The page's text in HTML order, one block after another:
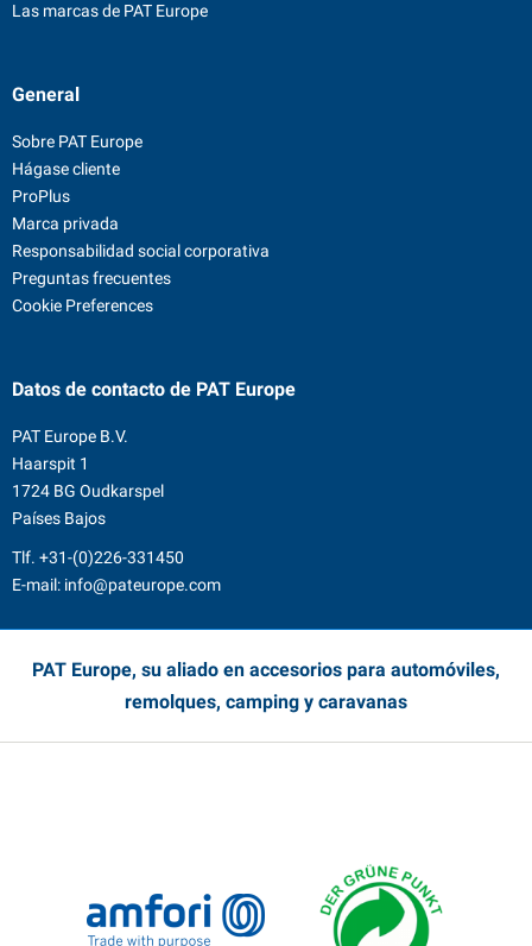
Las marcas de PAT Europe
General
Sobre PAT Europe
Hágase cliente
ProPlus
Marca privada
Responsabilidad social corporativa
Preguntas frecuentes
Cookie Preferences
Datos de contacto de PAT Europe
PAT Europe B.V.
Haarspit 1
1724 BG Oudkarspel
Países Bajos
Tlf. +31-(0)226-331450
E-mail: info@pateurope.com
PAT Europe, su aliado en accesorios para automóviles,
remolques, camping y caravanas